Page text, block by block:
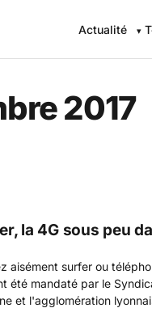
Actualité
2017
la 4G sous peu
aisément surfer ou
été mandaté par le
et l'agglomération